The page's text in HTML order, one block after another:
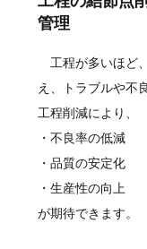
管理
工程が多いほど
え、トラブルや不
工程削減により、
・不良率の低減
・品質の安定化
・生産性の向上
が期待できます。